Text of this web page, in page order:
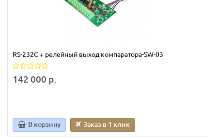
RS-232C + релейный выход компаратора-SW-03
142 000 р.
В корзину Заказ в 1 клик